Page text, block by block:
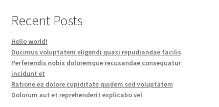
Recent Posts
Hello world!
Ducimus voluptatem eligendi quasi repudiandae facilis
Perferendis nobis doloremque recusandae consequatur
incidunt et
Ratione ea dolore cupiditate quidem sed voluptatem
Dolorum aut et reprehenderit explicabo vel